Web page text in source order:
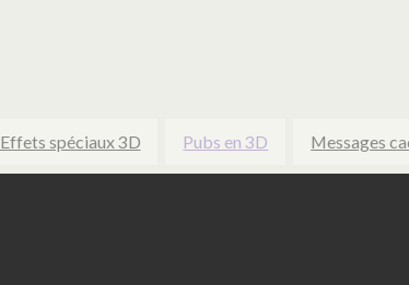
Effets spéciaux 3D Pubs en 3D Messages